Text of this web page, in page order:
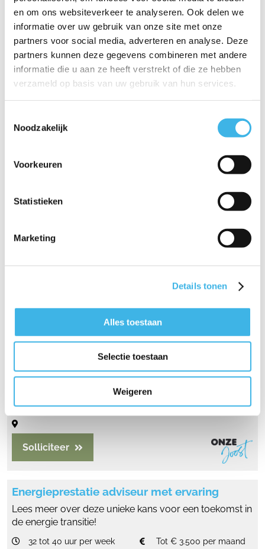
en om ons websiteverkeer te analyseren. Ook delen we
informatie over uw gebruik van onze site met onze
partners voor social media, adverteren en analyse. Deze
partners kunnen deze gegevens combineren met andere
informatie die u aan ze heeft verstrekt of die ze hebben
verzameld op basis van uw gebruik van hun services.
Noodzakelijk
Voorkeuren
Statistieken
Marketing
Details tonen
Alles toestaan
Selectie toestaan
Weigeren
Bouwkundig Adviseur / Projectleider
Aan de slag bij een prachtig en snel groeiend
adviesbureau!
32 tot 40 uur per week
van ervaring)
fulltime
MBO/HBO
Solliciteer
Adviseur Energietransitie Gebouwde
Aan de slag bij een prachtig en snel groeiend
3000 - 5000 (afhankelijk
Beilen
Bouwkundig Inspecteur (NEN 2767)
Aan de slag bij een prachtig en snel groeiend
adviesbureau!
32 tot 39 uur per week
van ervaring)
Solliciteer
Energieprestatie adviseur met ervaring
Lees meer over deze unieke kans voor een toekomst in
de energie transitie!
32 tot 40 uur per week
Tot € 3.500 per maand